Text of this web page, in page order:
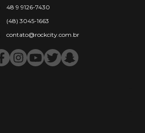
48 9 9126-7430
(48) 3045-1663
contato@rockcity.com.br